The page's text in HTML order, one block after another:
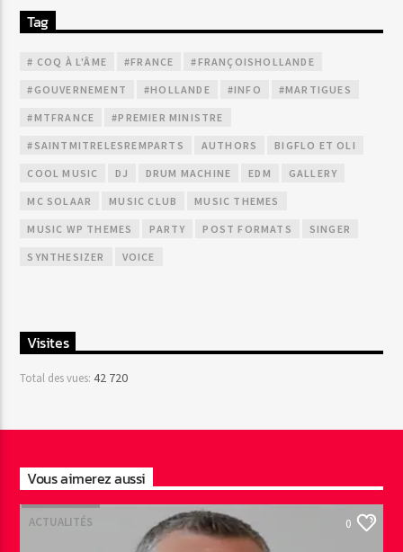
Tag
# COQ À L'ÂME #FRANCE #FRANÇOISHOLLANDE
#GOUVERNEMENT #HOLLANDE #INFO #MARTIGUES
#MTFRANCE #PREMIER MINISTRE
#SAINTMITRELESREMPARTS AUTHORS BIGFLO ET OLI
COOL MUSIC DJ DRUM MACHINE EDM GALLERY
MC SOLAAR MUSIC CLUB MUSIC THEMES
MUSIC WP THEMES PARTY POST FORMATS SINGER
SYNTHESIZER VOICE
Visites
Total des vues:42 720
Vous aimerez aussi
ACTUALITÉS 0